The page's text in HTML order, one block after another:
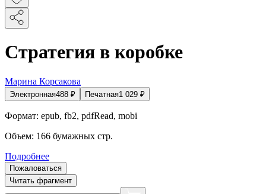
Стратегия в коробке
Марина Корсакова
Электронная488 ₽ Печатная1 029 ₽
Формат: epub, fb2, pdfRead, mobi
Объем: 166 бумажных стр.
Подробнее
Пожаловаться
Читать фрагмент